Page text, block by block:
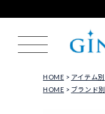
HOME アイテム別
HOME
ブランド別